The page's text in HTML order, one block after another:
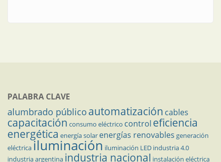
PALABRA CLAVE
alumbrado público automatización cables
capacitación consumo eléctrico control eficiencia
energética energía solar energías renovables generación
eléctricailuminación iluminación LED industria 4.0
industria argentina industria nacional instalación eléctrica